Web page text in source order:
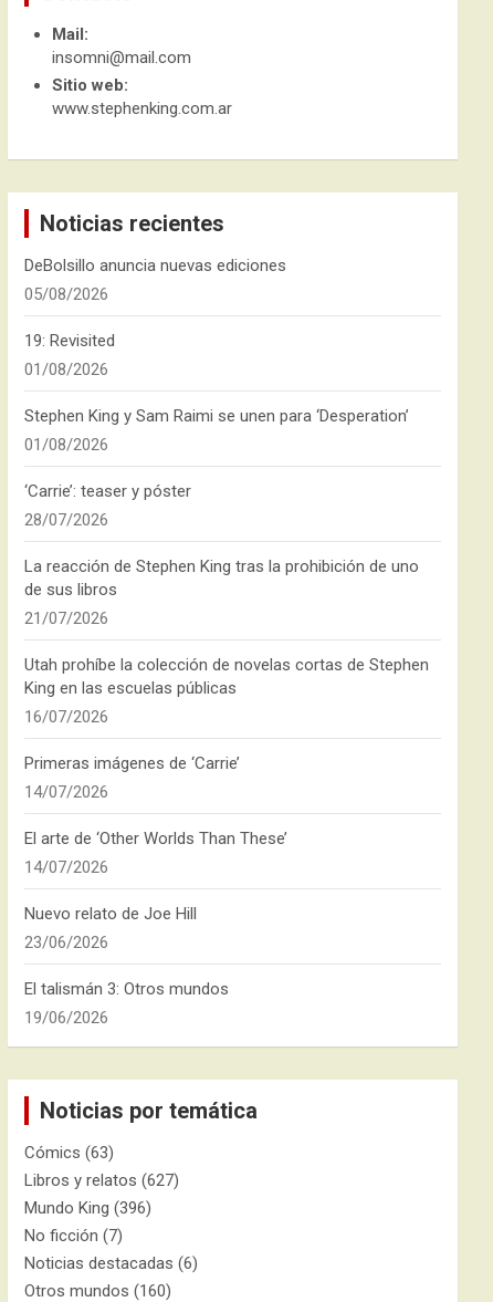
Mail:
insomni@mail.com
Sitio web:
www.stephenking.com.ar
Noticias recientes
DeBolsillo anuncia nuevas ediciones
05/08/2026
19: Revisited
01/08/2026
Stephen King y Sam Raimi se unen para ‘Desperation’
01/08/2026
‘Carrie’: teaser y póster
28/07/2026
La reacción de Stephen King tras la prohibición de uno
de sus libros
21/07/2026
Utah prohíbe la colección de novelas cortas de Stephen
King en las escuelas públicas
16/07/2026
Primeras imágenes de ‘Carrie’
14/07/2026
El arte de ‘Other Worlds Than These’
14/07/2026
Nuevo relato de Joe Hill
23/06/2026
El talismán 3: Otros mundos
19/06/2026
Noticias por temática
Cómics (63)
Libros y relatos (627)
Mundo King (396)
No ficción (7)
Noticias destacadas (6)
Otros mundos (160)